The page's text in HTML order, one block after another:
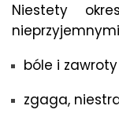
Niestety
bóle i
zgaga,